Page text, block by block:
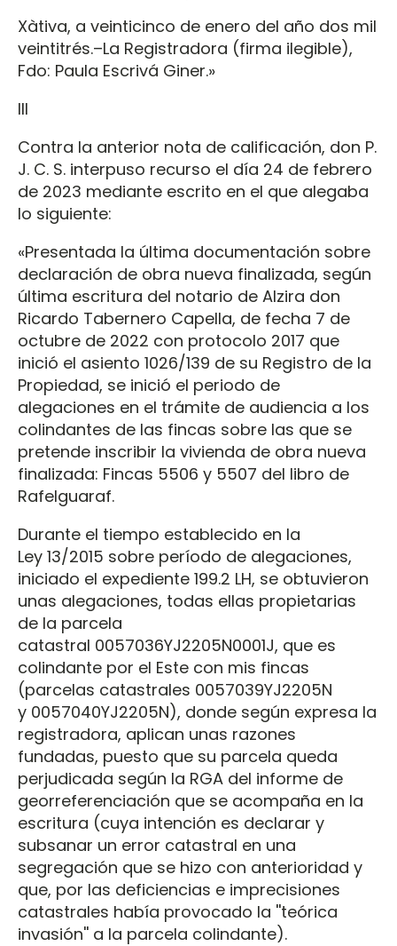
Xàtiva, a veinticinco de enero del año dos mil
veintitrés.–La Registradora (firma ilegible),
Fdo: Paula Escrivá Giner.»
III
Contra la anterior nota de calificación, don P.
J. C. S. interpuso recurso el día 24 de febrero
de 2023 mediante escrito en el que alegaba
lo siguiente:
«Presentada la última documentación sobre
declaración de obra nueva finalizada, según
última escritura del notario de Alzira don
Ricardo Tabernero Capella, de fecha 7 de
octubre de 2022 con protocolo 2017 que
inició el asiento 1026/139 de su Registro de la
Propiedad, se inició el periodo de
alegaciones en el trámite de audiencia a los
colindantes de las fincas sobre las que se
pretende inscribir la vivienda de obra nueva
finalizada: Fincas 5506 y 5507 del libro de
Rafelguaraf.
Durante el tiempo establecido en la
Ley 13/2015 sobre período de alegaciones,
iniciado el expediente 199.2 LH, se obtuvieron
unas alegaciones, todas ellas propietarias
de la parcela
catastral 0057036YJ2205N0001J, que es
colindante por el Este con mis fincas
(parcelas catastrales 0057039YJ2205N
y 0057040YJ2205N), donde según expresa la
registradora, aplican unas razones
fundadas, puesto que su parcela queda
perjudicada según la RGA del informe de
georreferenciación que se acompaña en la
escritura (cuya intención es declarar y
subsanar un error catastral en una
segregación que se hizo con anterioridad y
que, por las deficiencias e imprecisiones
catastrales había provocado la ''teórica
invasión'' a la parcela colindante).